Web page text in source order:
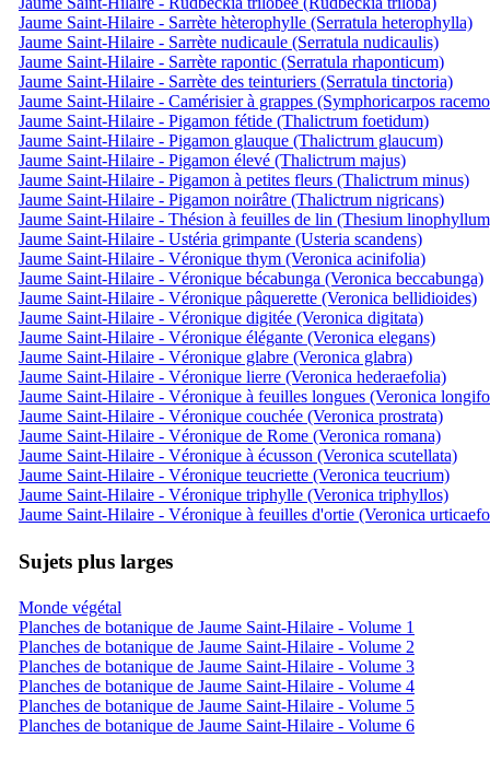
Jaume Saint-Hilaire - Sarrète hèterophylle (Serratula heterophylla)
Jaume Saint-Hilaire - Sarrète nudicaule (Serratula nudicaulis)
Jaume Saint-Hilaire - Sarrète rapontic (Serratula rhaponticum)
Jaume Saint-Hilaire - Sarrète des teinturiers (Serratula tinctoria)
Jaume Saint-Hilaire - Camérisier à grappes (Symphoricarpos
Jaume Saint-Hilaire - Pigamon fétide (Thalictrum foetidum)
Jaume Saint-Hilaire - Pigamon glauque (Thalictrum glaucum)
Jaume Saint-Hilaire - Pigamon élevé (Thalictrum majus)
Jaume Saint-Hilaire - Pigamon à petites fleurs (Thalictrum minus)
Jaume Saint-Hilaire - Pigamon noirâtre (Thalictrum nigricans)
Jaume Saint-Hilaire - Thésion à feuilles de lin (Thesium
Jaume Saint-Hilaire - Ustéria grimpante (Usteria scandens)
Jaume Saint-Hilaire - Véronique thym (Veronica acinifolia)
Jaume Saint-Hilaire - Véronique bécabunga (Veronica beccabunga)
Jaume Saint-Hilaire - Véronique pâquerette (Veronica bellidioides)
Jaume Saint-Hilaire - Véronique digitée (Veronica digitata)
Jaume Saint-Hilaire - Véronique élégante (Veronica elegans)
Jaume Saint-Hilaire - Véronique glabre (Veronica glabra)
Jaume Saint-Hilaire - Véronique lierre (Veronica hederaefolia)
Jaume Saint-Hilaire - Véronique à feuilles longues (Veronica
Jaume Saint-Hilaire - Véronique couchée (Veronica prostrata)
Jaume Saint-Hilaire - Véronique de Rome (Veronica romana)
Jaume Saint-Hilaire - Véronique à écusson (Veronica scutellata)
Jaume Saint-Hilaire - Véronique teucriette (Veronica teucrium)
Jaume Saint-Hilaire - Véronique triphylle (Veronica triphyllos)
Jaume Saint-Hilaire - Véronique à feuilles d'ortie (Veronica
Sujets plus larges
Monde végétal
Planches de botanique de Jaume Saint-Hilaire - Volume 1
Planches de botanique de Jaume Saint-Hilaire - Volume 2
Planches de botanique de Jaume Saint-Hilaire - Volume 3
Planches de botanique de Jaume Saint-Hilaire - Volume 4
Planches de botanique de Jaume Saint-Hilaire - Volume 5
Planches de botanique de Jaume Saint-Hilaire - Volume 6